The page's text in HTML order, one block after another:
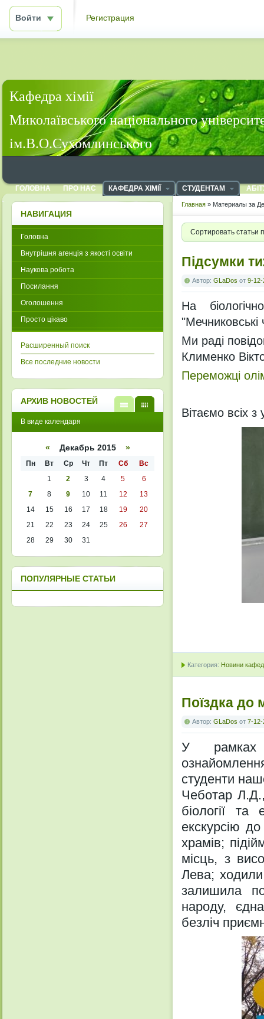
Войти Регистрация
Кафедра хімії
Миколаївського національного
ім.В.О.Сухомлинського
ГОЛОВНА ПРО НАС КАФЕДРА ХІМІЇ СТУДЕНТАМ
Главная » Материалы за
Сортировать статьи
Підсумки
Автор: GLaDos от 9-12-
На
Ми раді
Клименко
Переможці
Вітаємо всіх
Категория: Новини
Поїздка до
Автор: GLaDos от 7-12-
У рамках
студенти
Чеботар
біології
екскурсію
храмів;
місць, з
Лева;
залишила
народу,
безліч
НАВИГАЦИЯ
Головна
Внутрішня агенція з якості освіти
Наукова робота
Посилання
Оголошення
Просто цікаво
Расширенный поиск
Все последние новости
АРХИВ НОВОСТЕЙ
кален
списк
В виде календаря
« Декабрь 2015 »
Пн Вт Ср Чт Пт Сб
Вс
1
2 3 4 5
6
7
8 9 10 11 12
13
14
15 16 17 18 19
20
21
22 23 24 25 26
27
28
29 30 31
ПОПУЛЯРНЫЕ СТАТЬИ